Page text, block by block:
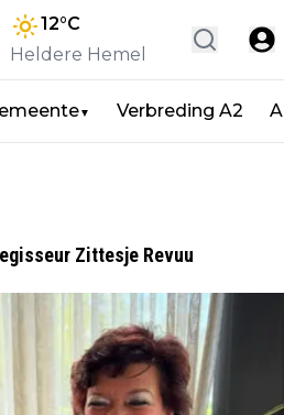
12°C
Heldere Hemel
▼ Verbreding A2
Zittesje Revuu